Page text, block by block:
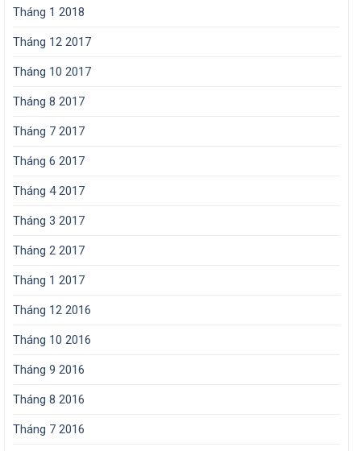
Tháng 1 2018
Tháng 12 2017
Tháng 10 2017
Tháng 8 2017
Tháng 7 2017
Tháng 6 2017
Tháng 4 2017
Tháng 3 2017
Tháng 2 2017
Tháng 1 2017
Tháng 12 2016
Tháng 10 2016
Tháng 9 2016
Tháng 8 2016
Tháng 7 2016